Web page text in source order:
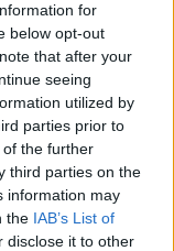
for
below opt-out
that after your
seeing
utilized by
parties prior to
the further
third parties on the
information may
the IAB’s List of
disclose it to other
fontos egy olyan
a
időről szól -
magyar
a
lét
politikai
fejlődésben
viselkedni
infantilis